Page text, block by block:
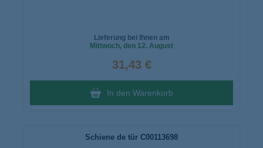
Lieferung bei Ihnen am
Mittwoch, den 12. August
31,43 €
In den Warenkorb
Schiene de tür C00113698